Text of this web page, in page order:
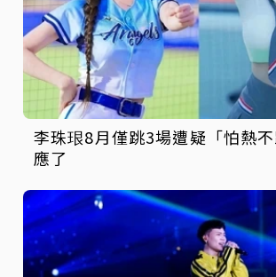
李珠珢8月僅跳3場遭疑「怕熱
應了